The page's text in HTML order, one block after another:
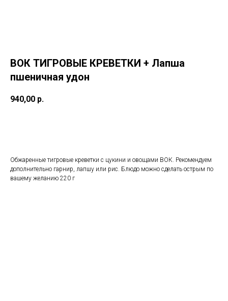
ВОК ТИГРОВЫЕ КРЕВЕТКИ + Лапша
пшеничная удон
940,00 р.
Обжаренные тигровые креветки с цукини и овощами ВОК. Рекомендуем
дополнительно гарнир, лапшу или рис. Блюдо можно сделать острым по
вашему желанию 220 г